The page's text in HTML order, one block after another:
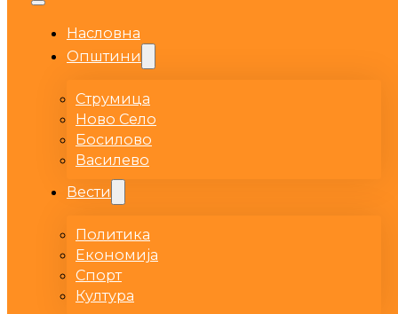
Насловна
Општини
Струмица
Ново Село
Босилово
Василево
Вести
Политика
Економија
Спорт
Култура